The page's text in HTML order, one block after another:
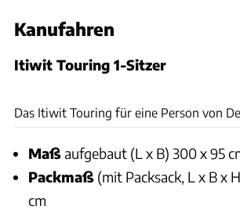
Kanufahren
Itiwit Touring 1-Sitzer
Das Itiwit Touring für eine Person von
Maßaufgebaut (L x B) 300 x 95
Packmaß (mit Packsack, L x B x
cm